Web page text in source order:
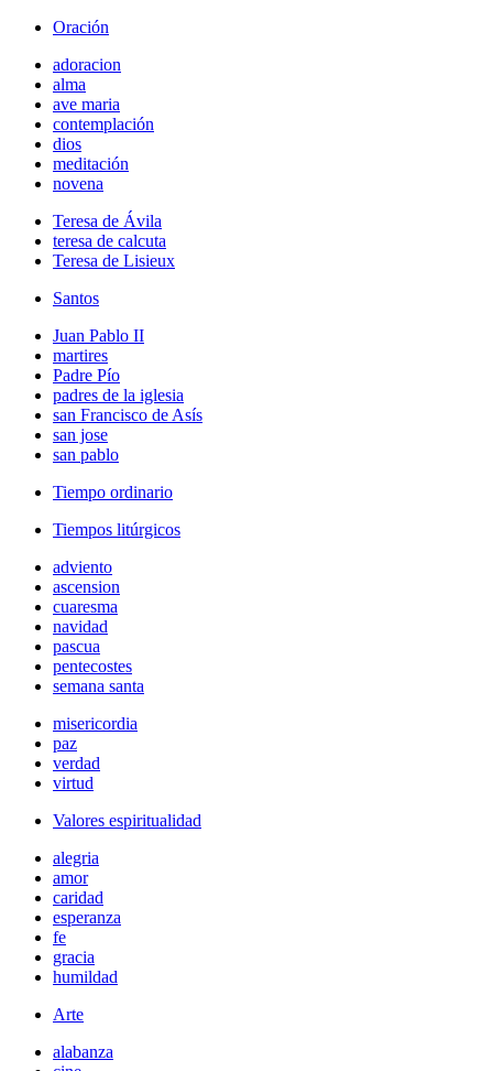
Oración
adoracion
alma
ave maria
contemplación
dios
meditación
novena
Teresa de Ávila
teresa de calcuta
Teresa de Lisieux
Santos
Juan Pablo II
martires
Padre Pío
padres de la iglesia
san Francisco de Asís
san jose
san pablo
Tiempo ordinario
Tiempos litúrgicos
adviento
ascension
cuaresma
navidad
pascua
pentecostes
semana santa
misericordia
paz
verdad
virtud
Valores espiritualidad
alegria
amor
caridad
esperanza
fe
gracia
humildad
Arte
alabanza